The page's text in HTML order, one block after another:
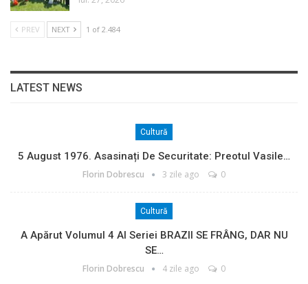
PREV NEXT 1 of 2.484
LATEST NEWS
Cultură
5 August 1976. Asasinați De Securitate: Preotul Vasile…
Florin Dobrescu 3 zile ago 0
Cultură
A Apărut Volumul 4 Al Seriei BRAZII SE FRÂNG, DAR NU
SE…
Florin Dobrescu 4 zile ago 0